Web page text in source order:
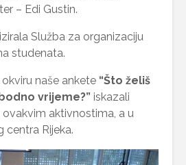
– Edi Gustin.
Služba za organizaciju
studenata.
naše ankete “Što želiš
vrijeme?” iskazali
aktivnostima, a u
centra Rijeka.